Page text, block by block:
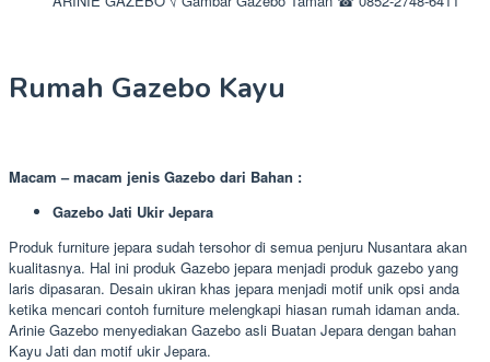
Rumah Gazebo Kayu
Macam – macam jenis Gazebo dari Bahan :
Gazebo Jati Ukir Jepara
Produk furniture jepara sudah tersohor di semua penjuru Nusantara akan
kualitasnya. Hal ini produk Gazebo jepara menjadi produk gazebo yang
laris dipasaran. Desain ukiran khas jepara menjadi motif unik opsi anda
ketika mencari contoh furniture melengkapi hiasan rumah idaman anda.
Arinie Gazebo menyediakan Gazebo asli Buatan Jepara dengan bahan
Kayu Jati dan motif ukir Jepara.